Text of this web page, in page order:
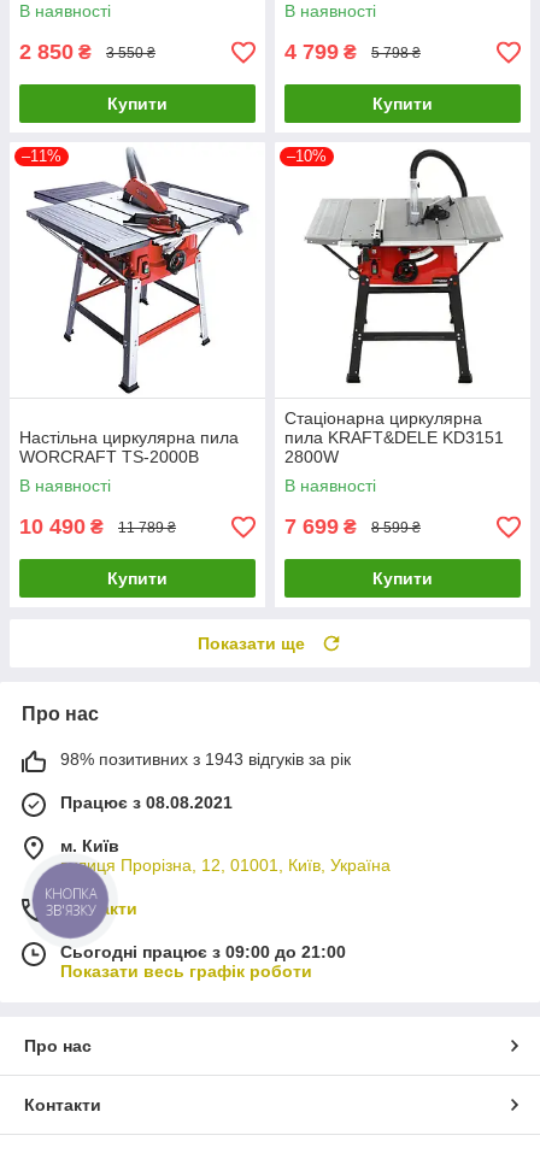
В наявності
2 850 ₴ 3 550 ₴
Купити
В наявності
4 799 ₴ 5 798 ₴
Купити
–11%
Настільна циркулярна пила
WORCRAFT TS-2000B
В наявності
10 490 ₴ 11 789 ₴
Купити
–10%
Стаціонарна циркулярна
пила KRAFT&DELE KD3151
2800W
В наявності
7 699 ₴ 8 599 ₴
Купити
Показати ще
Про нас
98% позитивних з 1943 відгуків за рік
Працює з 08.08.2021
м. Київ
вулиця Прорізна, 12, 01001, Київ, Україна
Контакти
Сьогодні працює з 09:00 до 21:00
Показати весь графік роботи
Про нас
Контакти
КНОПКА
ЗВ'ЯЗКУ